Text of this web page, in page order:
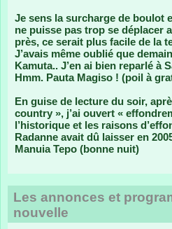
Je sens la surcharge de boulot
ne puisse pas trop se déplacer
près, ce serait plus facile de la
J’avais même oublié que
Kamuta.. J’en ai bien reparlé à
Hmm. Pauta Magiso ! (poil à
En guise de lecture du soir,
country », j’ai ouvert «
l’historique et les raisons
Radanne avait dû laisser en
Manuia Tepo (bonne nuit)
Les annonces et
nouvelle